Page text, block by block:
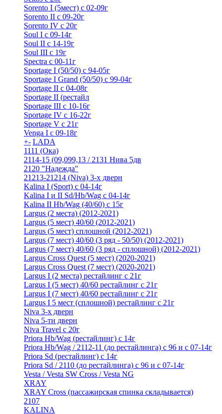
Sorento I (5мест) с 02-09г
Sorento II c 09-20г
Sorento IV с 20г
Soul I с 09-14г
Soul II с 14-19г
Soul III с 19г
Spectra с 00-11г
Sportage I (50/50) с 94-05г
Sportage I Grand (50/50) с 99-04г
Sportage II c 04-08г
Sportage II (рестайл
Sportage III c 10-16г
Sportage IV с 16-22г
Sportage V с 21г
Venga I c 09-18г
+- LADA
1111 (Ока)
2114-15 (09,099,13 / 2131 Нива 5дв
2120 "Надежда"
21213-21214 (Niva) 3-х дверн
Kalina I (Sport) с 04-14г
Kalina I и II Sd/Hb/Wag с 04-14г
Kalina II Hb/Wag (40/60) с 15г
Largus (2 места) (2012-2021)
Largus (5 мест) 40/60 (2012-2021)
Largus (5 мест) сплошной (2012-2021)
Largus (7 мест) 40/60 (3 ряд - 50/50) (2012-2021)
Largus (7 мест) 40/60 (3 ряд - сплошной) (2012-2021)
Largus Cross Quest (5 мест) (2020-2021)
Largus Cross Quest (7 мест) (2020-2021)
Largus I (2 места) рестайлинг с 21г
Largus I (5 мест) 40/60 рестайлинг с 21г
Largus I (7 мест) 40/60 рестайлинг с 21г
Largus I 5 мест (сплошной) рестайлинг с 21г
Niva 3-х дверн
Niva 5-ти дверн
Niva Travel с 20г
Priora Hb/Wag (рестайлинг) с 14г
Priora Hb/Wag / 2112-11 (до рестайлинга) с 96 и с 07-14г
Priora Sd (рестайлинг) c 14г
Priora Sd / 2110 (до рестайлинга) с 96 и с 07-14г
Vesta / Vesta SW Cross / Vesta NG
XRAY
XRAY Cross (пассажирская спинка складывается)
2107
KALINA